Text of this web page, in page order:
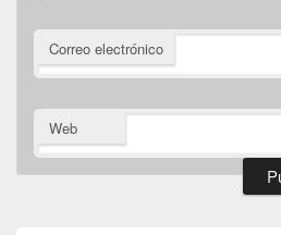
Correo electrónico
Web